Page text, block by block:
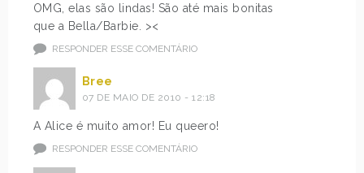
OMG, elas são lindas! São até mais bonitas
que a Bella/Barbie. ><
RESPONDER ESSE COMENTÁRIO
Bree
07 DE MAIO DE 2010 - 12:18
A Alice é muito amor! Eu queero!
RESPONDER ESSE COMENTÁRIO